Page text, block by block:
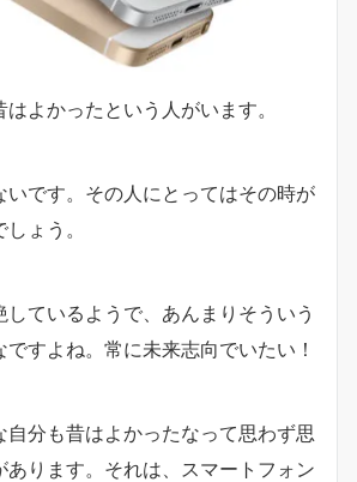
よかったという人がいます。
いです。その人にとってはその時が
ょう。
しているようで、あんまりそういう
すよね。常に未来志向でいたい！
自分も昔はよかったなって思わず思
あります。それは、スマートフォン